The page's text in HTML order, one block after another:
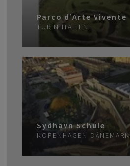
Parco d’Arte Vivente
TURIN ITALIEN
Sydhavn Schule
KOPENHAGEN DÄNEMARK